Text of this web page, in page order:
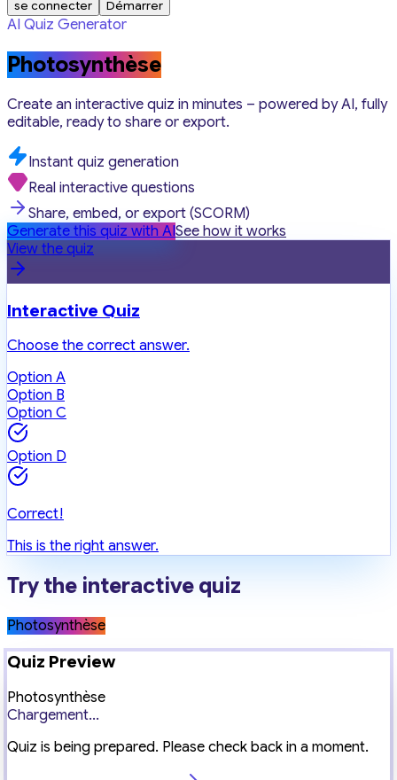
se connecter Démarrer
AI Quiz Generator
Photosynthèse
Create an interactive quiz in minutes – powered by AI, fully
editable, ready to share or export.
Instant quiz generation
Real interactive questions
Share, embed, or export (SCORM)
Generate this quiz with AISee how it works
View the quiz
Interactive Quiz
Choose the correct answer.
Option A
Option B
Option C
Option D
Correct!
This is the right answer.
Try the interactive quiz
Photosynthèse
Quiz Preview
Photosynthèse
Chargement...
Quiz is being prepared. Please check back in a moment.